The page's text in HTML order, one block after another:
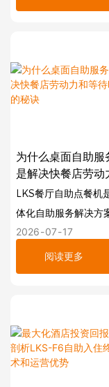
或大幅增加人员成本
瓶颈几乎总是始于柜
登机手续、身份验证
查的长队会降低乘客
Kiosk System (LKS)
这是一款企业级、支
别的终端，旨在简化
为什么桌面自助服
是解决快餐店劳动
待时间危机的秘诀
LKS餐厅自助点餐机
体化自助服务解决方
简化点餐和支付流程
高清触摸屏、集成收
机、二维码扫描器、
降低人工成本并提高
率。
2026 07 17
阅读更多